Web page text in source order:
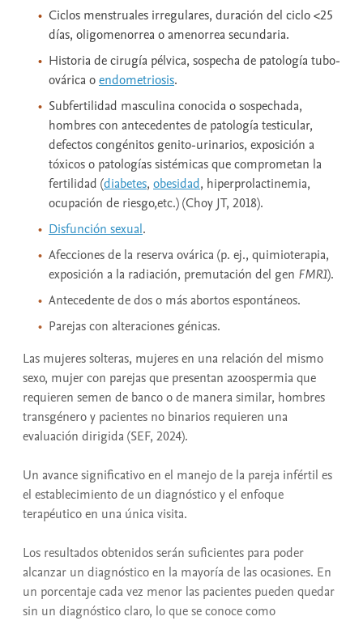
Ciclos menstruales irregulares, duración del ciclo <25
días, oligomenorrea o amenorrea secundaria.
Historia de cirugía pélvica, sospecha de patología tubo-
ovárica oendometriosis.
Subfertilidad masculina conocida o sospechada,
hombres con antecedentes de patología testicular,
defectos congénitos genito-urinarios, exposición a
tóxicos o patologías sistémicas que comprometan la
fertilidad (diabetes, obesidad, hiperprolactinemia,
ocupación de riesgo,etc.) (Choy JT, 2018).
Disfunción sexual.
Afecciones de la reserva ovárica (p. ej., quimioterapia,
exposición a la radiación, premutación del gen FMR1).
Antecedente de dos o más abortos espontáneos.
Parejas con alteraciones génicas.
Las mujeres solteras, mujeres en una relación del mismo
sexo, mujer con parejas que presentan azoospermia que
requieren semen de banco o de manera similar, hombres
transgénero y pacientes no binarios requieren una
evaluación dirigida (SEF, 2024).
Un avance significativo en el manejo de la pareja infértil es
el establecimiento de un diagnóstico y el enfoque
terapéutico en una única visita.
Los resultados obtenidos serán suficientes para poder
alcanzar un diagnóstico en la mayoría de las ocasiones. En
un porcentaje cada vez menor las pacientes pueden quedar
sin un diagnóstico claro, lo que se conoce como